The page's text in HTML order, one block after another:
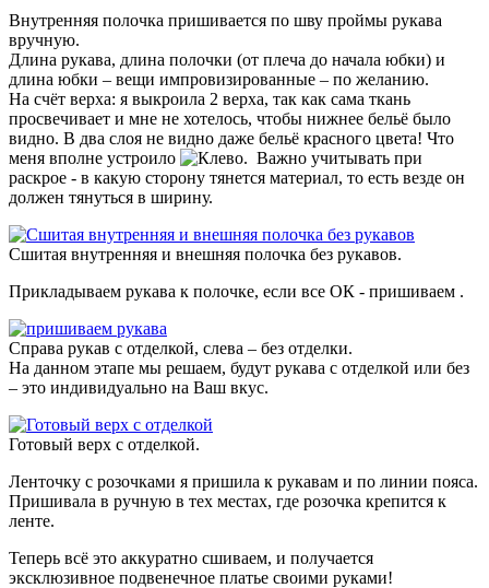
Внутренняя полочка пришивается по шву проймы рукава
вручную.
Длина рукава, длина полочки (от плеча до начала юбки) и
длина юбки – вещи импровизированные – по желанию.
На счёт верха: я выкроила 2 верха, так как сама ткань
просвечивает и мне не хотелось, чтобы нижнее бельё было
видно. В два слоя не видно даже бельё красного цвета! Что
меня вполне устроило
. Важно учитывать при
раскрое - в какую сторону тянется материал, то есть везде он
должен тянуться в ширину.
Сшитая внутренняя и внешняя полочка без рукавов.
Прикладываем рукава к полочке, если все ОК - пришиваем .
Справа рукав с отделкой, слева – без отделки.
На данном этапе мы решаем, будут рукава с отделкой или без
– это индивидуально на Ваш вкус.
Готовый верх с отделкой.
Ленточку с розочками я пришила к рукавам и по линии пояса.
Пришивала в ручную в тех местах, где розочка крепится к
ленте.
Теперь всё это аккуратно сшиваем, и получается
эксклюзивное подвенечное платье своими руками!